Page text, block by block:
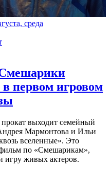
среда
первом игровом
прокат выходит семейный
Мармонтова и Ильи
вселенные». Это
по «Смешарикам»,
живых актеров.